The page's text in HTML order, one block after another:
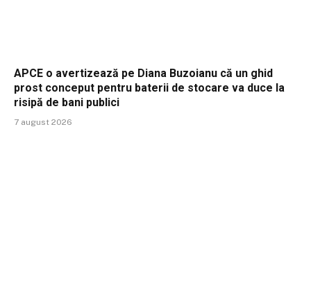
APCE o avertizează pe Diana Buzoianu că un ghid
prost conceput pentru baterii de stocare va duce la
risipă de bani publici
7 august 2026